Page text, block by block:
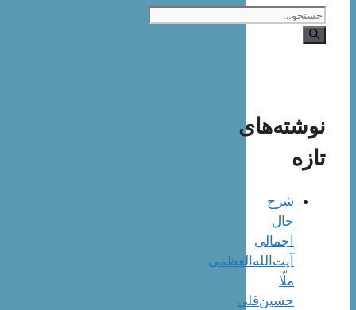
جستجوی
نوشته‌های
تازه
شرح
حال
اجمالی
آیت‌الله‌العظمی
ملّا
حسین‌قلی